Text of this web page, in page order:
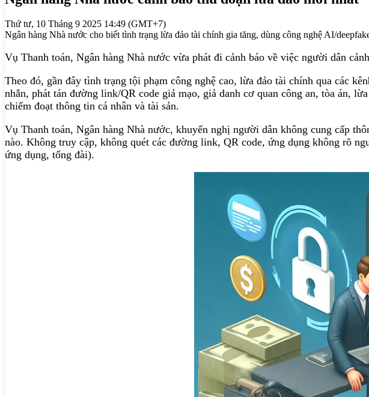
Thứ tư, 10 Tháng 9 2025 14:49 (GMT+7)
Ngân hàng Nhà nước cho biết tình trạng lừa đảo tài chính gia tăng, dùng công nghệ AI/
Vụ Thanh toán, Ngân hàng Nhà nước vừa phát đi cảnh báo về việc người dân
Theo đó, gần đây tình trạng tội phạm công nghệ cao, lừa đảo tài chính qua các
nhắn, phát tán đường link/QR code giả mạo, giả danh cơ quan công an, tòa án,
chiếm đoạt thông tin cá nhân và tài sản.
Vụ Thanh toán, Ngân hàng Nhà nước, khuyến nghị người dân không cung cấp
nào. Không truy cập, không quét các đường link, QR code, ứng dụng không rõ
ứng dụng, tổng đài).